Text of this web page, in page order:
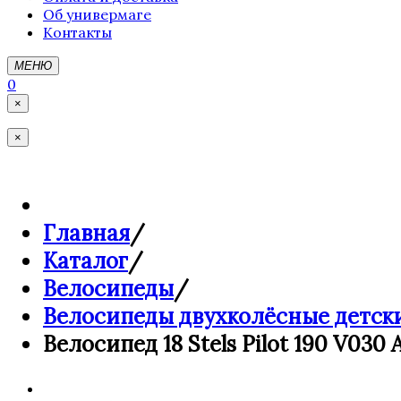
Об универмаге
Контакты
МЕНЮ
0
×
×
Главная/
Каталог/
Велосипеды/
Велосипеды двухколёсные
Велосипед 18 Stels Pilot 190 V030